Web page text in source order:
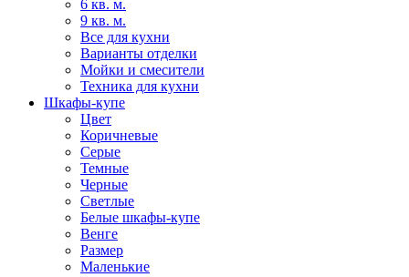
6 кв. м.
9 кв. м.
Все для кухни
Варианты отделки
Мойки и смесители
Техника для кухни
Шкафы-купе
Цвет
Коричневые
Серые
Темные
Черные
Светлые
Белые шкафы-купе
Венге
Размер
Маленькие